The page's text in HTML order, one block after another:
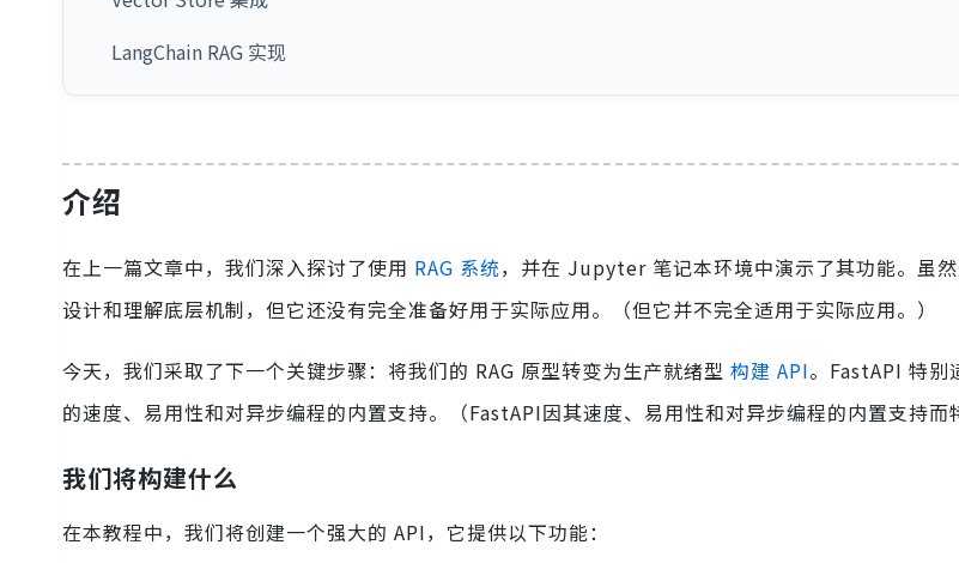
LangChain RAG 实现
介绍
在上一篇文章中，我们深入探讨了使用 RAG 系统，并在 Jupyter 笔记本环境中演示了其功能。虽
设计和理解底层机制，但它还没有完全准备好用于实际应用。（但它并不完全适用于实际应用。）
今天，我们采取了下一个关键步骤：将我们的 RAG 原型转变为生产就绪型 构建 API。FastAPI 特别
的速度、易用性和对异步编程的内置支持。（FastAPI因其速度、易用性和对异步编程的内置支持而
我们将构建什么
在本教程中，我们将创建一个强大的 API，它提供以下功能：